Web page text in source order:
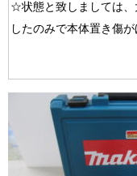
☆状態と致しましては、
したのみで本体置き傷